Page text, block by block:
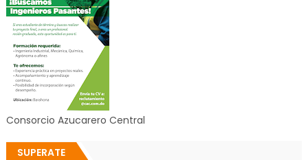
Consorcio Azucarero Central
SUPERATE